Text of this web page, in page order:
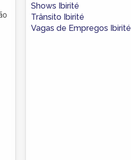
Shows Ibirité
Trânsito Ibirité
Vagas de Empregos Ibirité